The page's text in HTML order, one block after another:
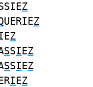
Z
UERIEZ
Z
SSIEZ
SSIEZ
IEZ